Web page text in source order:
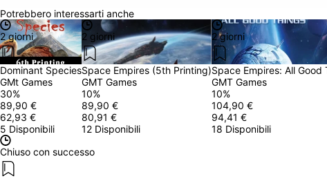
Potrebbero interessarti anche
2 giorni
Dominant Species
GMt Games
30%
89,90 €
62,93 €
5 Disponibili
2 giorni
Space Empires (5th Printing)
GMT Games
10%
89,90 €
80,91 €
12 Disponibili
2 giorni
Space Empires: All Good
GMT Games
10%
104,90 €
94,41 €
18 Disponibili
Chiuso con successo